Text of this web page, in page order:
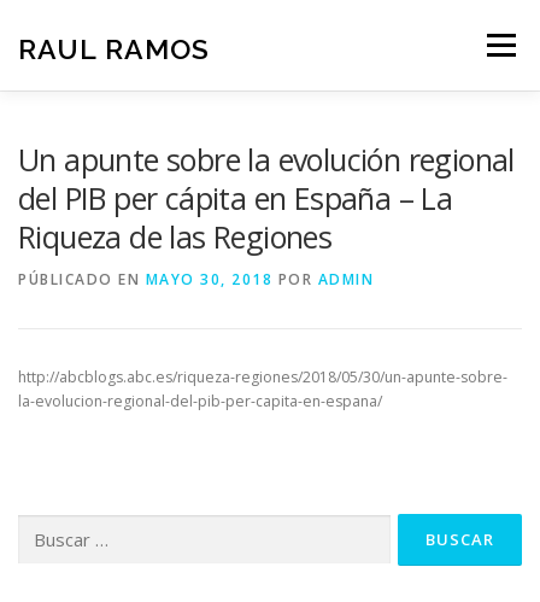
contenido
RAUL RAMOS Menú
CONTACT
Un apunte sobre la evolución regional
del PIB per cápita en España – La
Riqueza de las Regiones
PÚBLICADO EN MAYO 30, 2018 POR ADMIN
http://abcblogs.abc.es/riqueza-regiones/2018/05/30/un-apunte-sobre-
la-evolucion-regional-del-pib-per-capita-en-espana/